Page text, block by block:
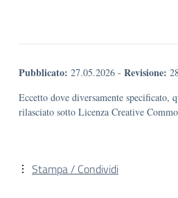
Pubblicato: 27.05.2026 - Revisione:
Eccetto dove diversamente specificato,
rilasciato sotto Licenza Creative
Stampa / Condividi